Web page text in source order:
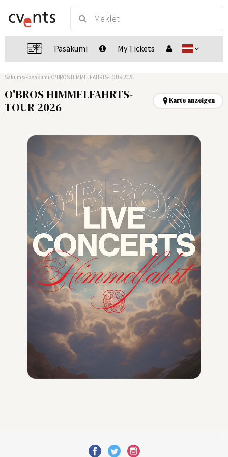
Pasākumi My Tickets
Sākums Pasākumi O'BROS HIMMELFAHRTS-TOUR 2026
O'BROS HIMMELFAHRTS-
TOUR 2026
Karte anzeigen